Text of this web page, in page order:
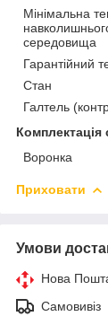
Мінімальна
середовища
Гарантійний
Стан
Галтель
Воронка
Приховати
Умови
Нова
Самовивіз